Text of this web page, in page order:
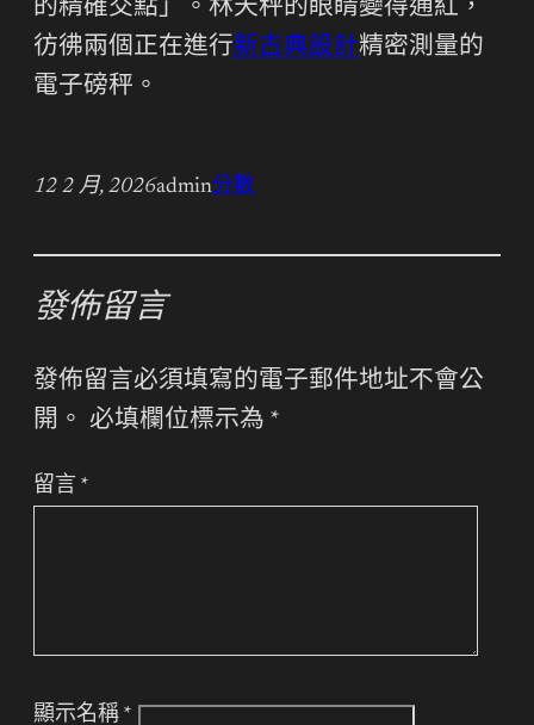
的精確交點」。林天秤的眼睛變得通紅，
彷彿兩個正在進行新古典設計精密測量的
電子磅秤。
12 2 月, 2026admin分數
發佈留言
發佈留言必須填寫的電子郵件地址不會公
開。 必填欄位標示為 *
留言 *
顯示名稱 *